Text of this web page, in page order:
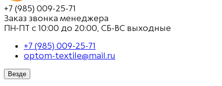
+7 (985) 009-25-71
Заказ звонка менеджера
ПН-ПТ с 10:00 до 20:00, СБ-ВС выходные
+7 (985) 009-25-71
optom-textile@mail.ru
Везде